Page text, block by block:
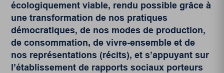
écologiquement viable, rendu possible grâce à
une transformation de nos pratiques
démocratiques, de nos modes de production,
de consommation, de vivre-ensemble et de
nos représentations (récits), et s’appuyant sur
l’établissement de rapports sociaux porteurs